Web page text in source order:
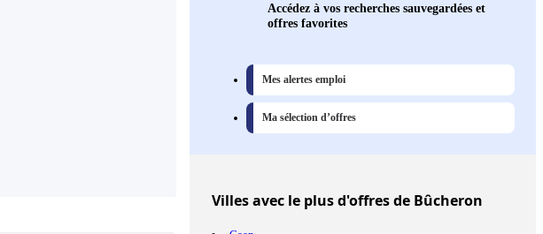
Accédez à vos recherches sauvegardées et
offres favorites
Mes alertes emploi
Ma sélection d’offres
Villesavec le plus d'offres de Bûcheron